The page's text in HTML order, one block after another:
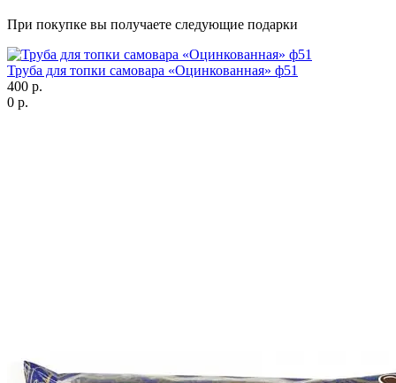
При покупке вы получаете следующие подарки
Труба для топки самовара «Оцинкованная» ф51
400 р.
0 р.